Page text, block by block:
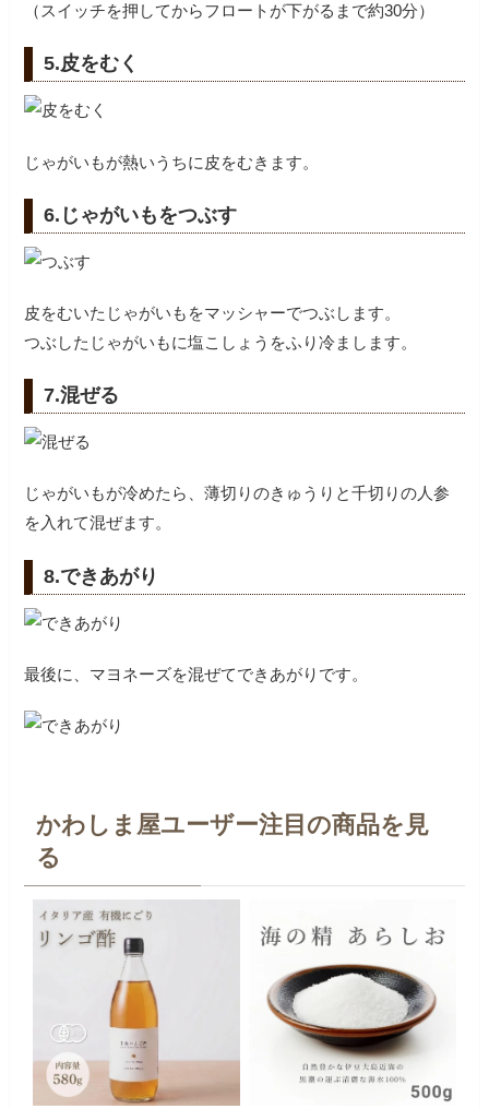
（スイッチを押してからフロートが下がるまで約30分）
5.皮をむく
じゃがいもが熱いうちに皮をむきます。
6.じゃがいもをつぶす
皮をむいたじゃがいもをマッシャーでつぶします。
つぶしたじゃがいもに塩こしょうをふり冷まします。
7.混ぜる
じゃがいもが冷めたら、薄切りのきゅうりと千切りの人参
を入れて混ぜます。
8.できあがり
最後に、マヨネーズを混ぜてできあがりです。
かわしま屋ユーザー注目の商品を見
る